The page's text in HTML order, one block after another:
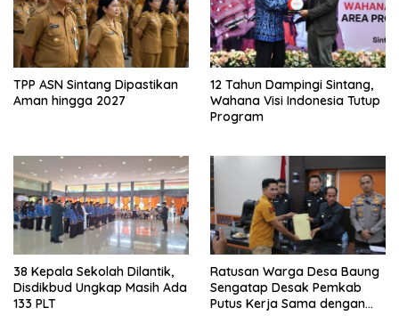
TPP ASN Sintang Dipastikan
Aman hingga 2027
12 Tahun Dampingi Sintang,
Wahana Visi Indonesia Tutup
Program
38 Kepala Sekolah Dilantik,
Disdikbud Ungkap Masih Ada
133 PLT
Ratusan Warga Desa Baung
Sengatap Desak Pemkab
Putus Kerja Sama dengan